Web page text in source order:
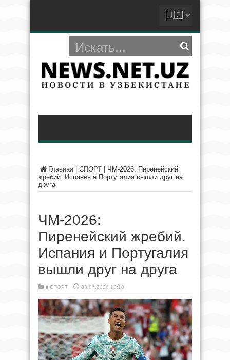
Главная СПОРТ
ЧМ-2026: Пиренейский
жребий. Испания и Португалия вышли друг на
друга
ЧМ-2026:
Пиренейский жребий.
Испания и Португалия
вышли друг на друга
в СПОРТ 03.07.2026 18:10